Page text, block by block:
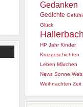
Gedanken
Gedichte
Glück
Hallerbach
HP Jahr Kinder
Kurzgeschichten
Leben Märchen
News Sonne
Weihnachten Zeit